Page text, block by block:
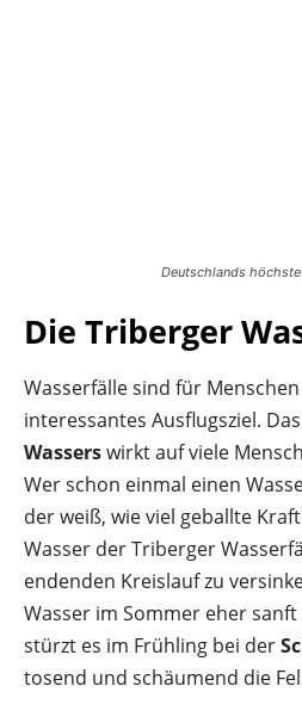
Deutschlands höchste
Die Triberger
Wasserfälle sind für
interessantes Ausflugsziel. Das
Wasserswirkt auf viele
Wer schon einmal einen
der weiß, wie viel geballte
Wasser der Triberger
endenden Kreislauf zu
Wasser im Sommer eher
stürzt es im Frühling bei der
tosend und schäumend die